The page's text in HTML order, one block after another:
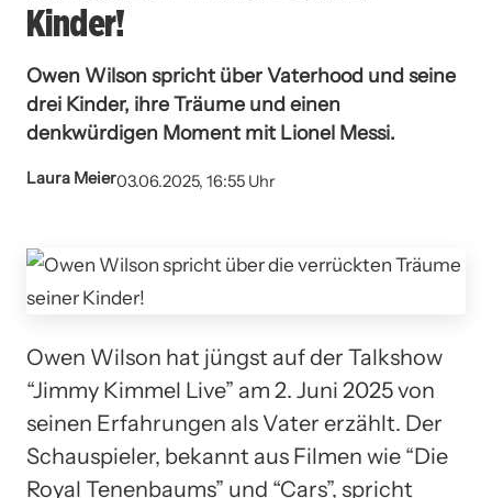
Kinder!
Owen Wilson spricht über Vaterhood und seine
drei Kinder, ihre Träume und einen
denkwürdigen Moment mit Lionel Messi.
Laura Meier03.06.2025, 16:55 Uhr
Owen Wilson hat jüngst auf der Talkshow
“Jimmy Kimmel Live” am 2. Juni 2025 von
seinen Erfahrungen als Vater erzählt. Der
Schauspieler, bekannt aus Filmen wie “Die
Royal Tenenbaums” und “Cars”, spricht